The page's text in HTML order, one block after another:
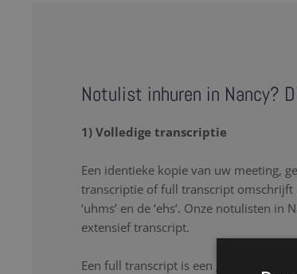
Notulist inhuren in Nancy?
1) Volledige transcriptie
Een identieke kopie van uw meeting,
transcriptie of full transcript omschrijft
‘uhms’ en de ‘ehs’. Onze notulisten
extensief transcript.
Een full transcript is een goede